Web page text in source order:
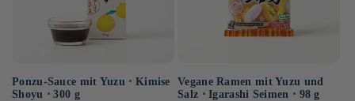
Ponzu-Sauce mit Yuzu ⋅ Kimise
Shoyu ⋅ 300 g
Vegane Ramen mit Yuzu und
Salz ⋅ Igarashi Seimen ⋅ 98 g